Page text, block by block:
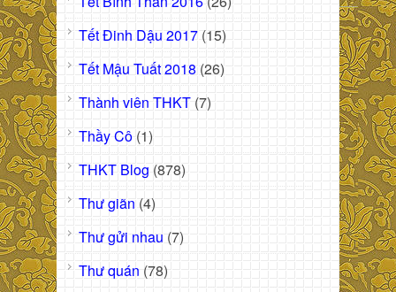
Tết Đinh Dậu 2017 (15)
Tết Mậu Tuất 2018 (26)
Thành viên THKT (7)
Thầy Cô (1)
THKT Blog (878)
Thư giãn (4)
Thư gửi nhau (7)
Thư quán (78)